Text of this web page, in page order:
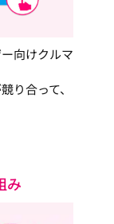
向けクルマ
り合って、
み